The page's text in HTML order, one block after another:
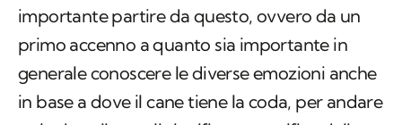
importante partire da questo, ovvero da un
primo accenno a quanto sia importante in
generale conoscere le diverse emozioni anche
in base a dove il cane tiene la coda, per andare